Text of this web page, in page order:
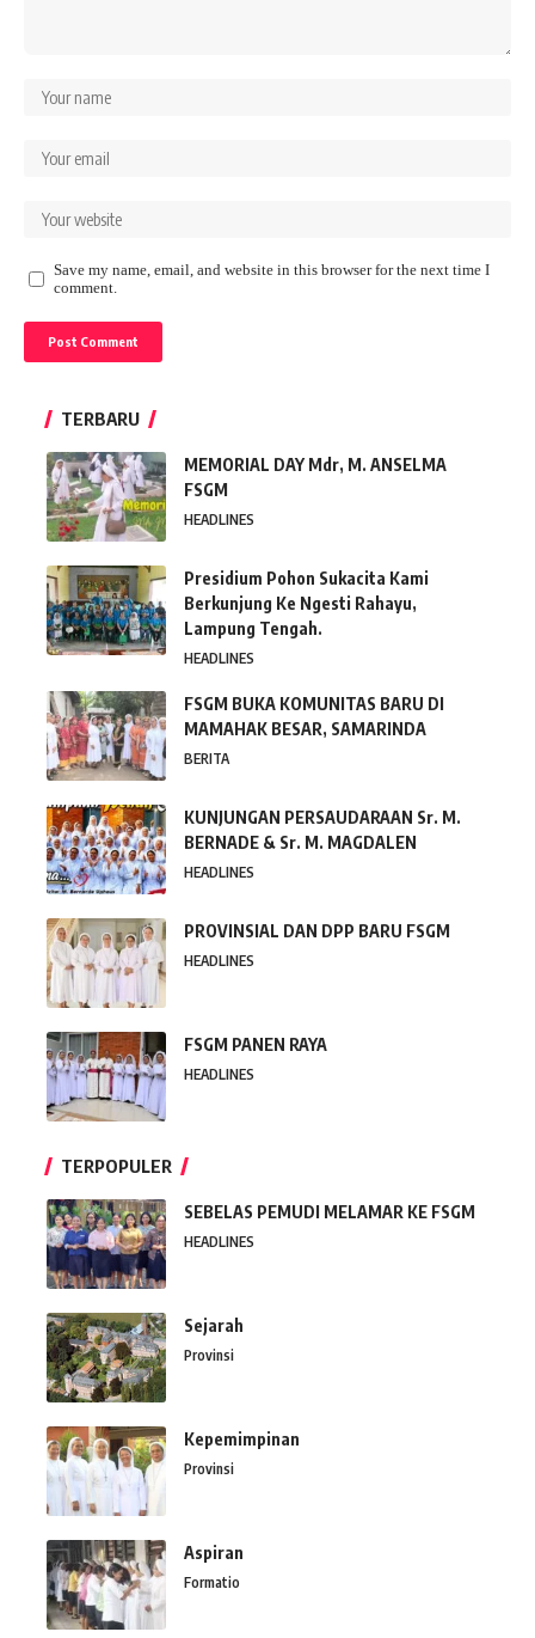
Save my name, email, and website in this browser for the next time I
comment.
TERBARU
MEMORIAL DAY Mdr, M. ANSELMA
FSGM
HEADLINES
Presidium Pohon Sukacita Kami
Berkunjung Ke Ngesti Rahayu,
Lampung Tengah.
HEADLINES
FSGM BUKA KOMUNITAS BARU DI
MAMAHAK BESAR, SAMARINDA
BERITA
KUNJUNGAN PERSAUDARAAN Sr. M.
BERNADE & Sr. M. MAGDALEN
HEADLINES
PROVINSIAL DAN DPP BARU FSGM
HEADLINES
FSGM PANEN RAYA
HEADLINES
TERPOPULER
SEBELAS PEMUDI MELAMAR KE FSGM
HEADLINES
Sejarah
Provinsi
Kepemimpinan
Provinsi
Aspiran
Formatio